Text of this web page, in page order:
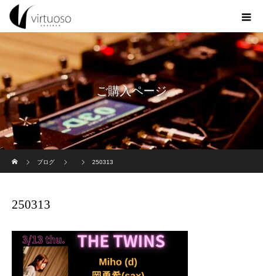
ご購入ページ
ブログ
250313
250313